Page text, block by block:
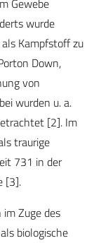
Gewebe
wurde
Kampfstoff zu
Down,
von
wurden u. a.
[2]. Im
traurige
731 in der
[3].
Zuge des
biologische